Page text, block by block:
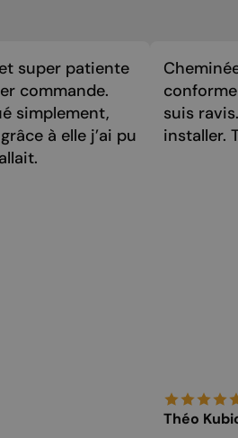
super patiente
commande.
simplement,
à elle j’ai pu
suis
installer.
Théo